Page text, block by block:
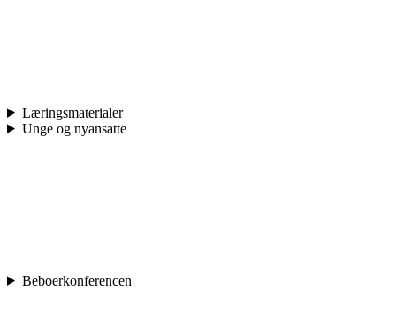
Læringsmaterialer
Unge og nyansatte
Beboerkonferencen